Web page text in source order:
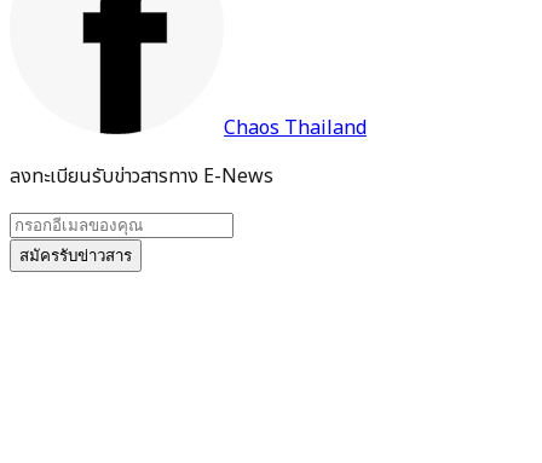
Chaos Thailand
ลงทะเบียนรับข่าวสารทาง E-News
สมัครรับข่าวสาร